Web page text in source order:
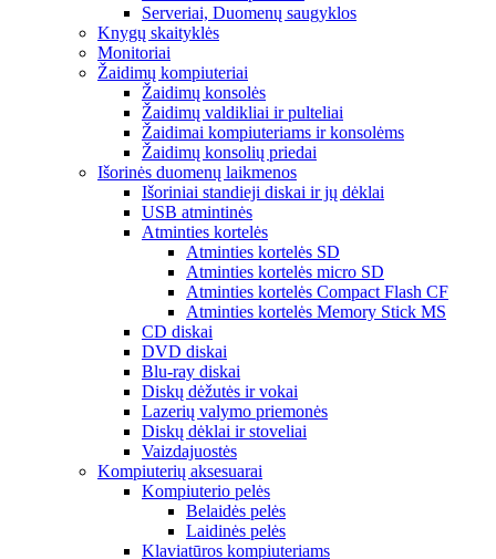
Serveriai, Duomenų saugyklos
Knygų skaityklės
Monitoriai
Žaidimų kompiuteriai
Žaidimų konsolės
Žaidimų valdikliai ir pulteliai
Žaidimai kompiuteriams ir konsolėms
Žaidimų konsolių priedai
Išorinės duomenų laikmenos
Išoriniai standieji diskai ir jų dėklai
USB atmintinės
Atminties kortelės
Atminties kortelės SD
Atminties kortelės micro SD
Atminties kortelės Compact Flash CF
Atminties kortelės Memory Stick MS
CD diskai
DVD diskai
Blu-ray diskai
Diskų dėžutės ir vokai
Lazerių valymo priemonės
Diskų dėklai ir stoveliai
Vaizdajuostės
Kompiuterių aksesuarai
Kompiuterio pelės
Belaidės pelės
Laidinės pelės
Klaviatūros kompiuteriams